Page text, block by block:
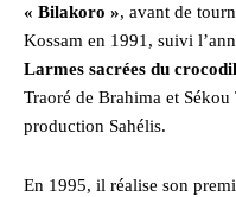
« Bilakoro », avant de
Kossam en 1991, suivi
Larmes sacrées du
Traoré de Brahima et
production Sahélis.
En 1995, il réalise son